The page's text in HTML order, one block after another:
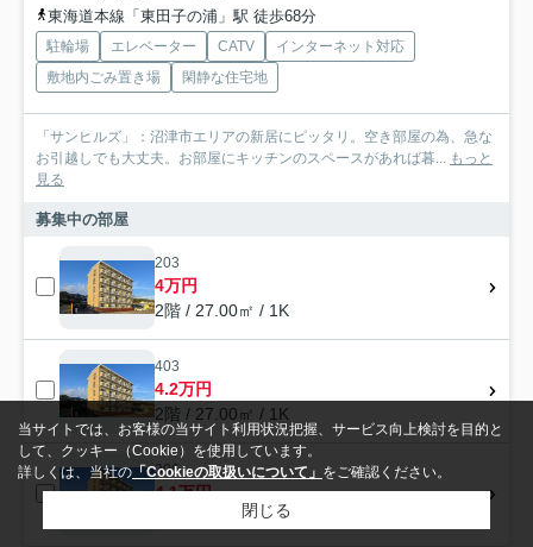
東海道本線「東田子の浦」駅 徒歩68分
駐輪場 エレベーター CATV
インターネット対応
敷地内ごみ置き場
閑静な住宅地
「サンヒルズ」：沼津市エリアの新居にピッタリ。空き部屋の為、急な
お引越しでも大丈夫。お部屋にキッチンのスペースがあれば暮...
もっと
見る
募集中の部屋
203
4万円
2階 / 27.00㎡ / 1K
403
4.2万円
2階 / 27.00㎡ / 1K
306
4.1万円
3階 / 27.00㎡ / 1K
当サイトでは、お客様の当サイト利用状況把握、サービス向上検討を目的と
して、クッキー（Cookie）を使用しています。
詳しくは、当社の「Cookieの取扱いについて」 をご確認ください。
閉じる